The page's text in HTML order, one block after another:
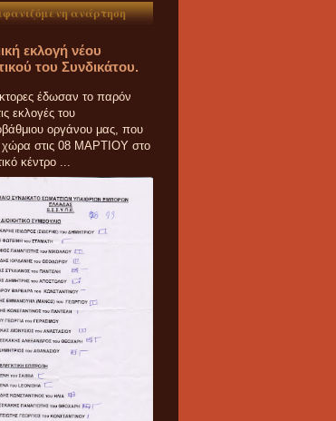
ανάρτηση
εκλογή νέου
του Συνδικάτου.
έδωσαν το παρόν
εκλογές του
οργάνου μας, που
χώρα στις 08 ΜΑΡΤΙΟΥ στο
κέντρο ...